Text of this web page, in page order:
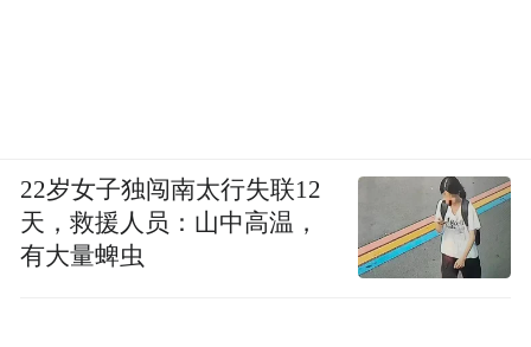
22岁女子独闯南太行失联12
天，救援人员：山中高温，
有大量蜱虫